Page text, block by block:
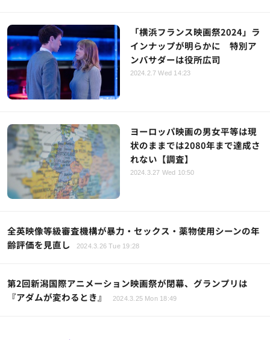
「横浜フランス映画祭2024」ラ
インナップが明らかに 特別ア
ンバサダーは役所広司
2024.2.7 Wed 14:23
ヨーロッパ映画の男女平等は現
状のままでは2080年まで達成さ
れない【調査】
2024.3.27 Wed 10:50
全英映像等級審査機構が暴力・セックス・薬物使用シーンの年
齢評価を見直し
2024.3.26 Tue 19:28
第2回新潟国際アニメーション映画祭が閉幕、グランプリは
『アダムが変わるとき』
2024.3.25 Mon 18:49